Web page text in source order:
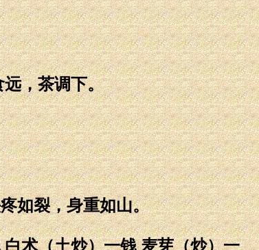
，茶调下。
如裂，身重如山。
术（土炒）一钱 麦芽（炒）一